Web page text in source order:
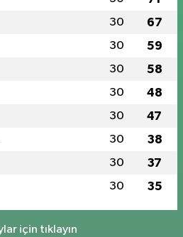
30 67
30 59
30 58
30 48
30 47
30 38
30 37
30 35
için tıklayın